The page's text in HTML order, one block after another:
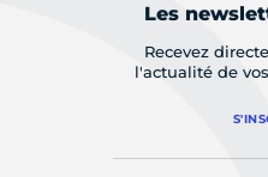
Les
Recevez
l'actualité de